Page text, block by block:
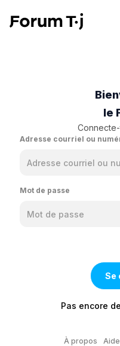
le
Adresse courriel ou
Mot de passe
Pas encore
À propos Aide